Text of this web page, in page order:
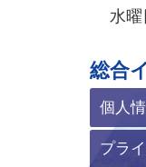
水
総合
個人
プラ